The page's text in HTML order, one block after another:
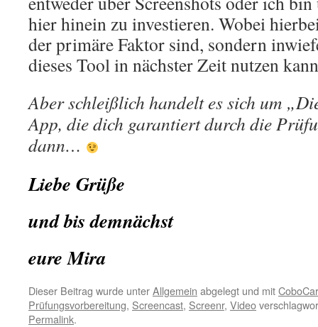
hier hinein zu investieren. Wobei
der primäre Faktor sind, sondern
dieses Tool in nächster Zeit nutzen
Aber schleißlich handelt es sich um
App, die dich garantiert durch die
dann…
Liebe Grüße
und bis demnächst
eure Mira
Dieser Beitrag wurde unterAllgemein abgelegt und mit
Prüfungsvorbereitung, Screencast, Screenr, Video
Permalink.